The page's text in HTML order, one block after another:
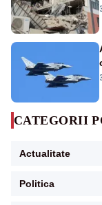
CATEGORII
Actualitate
Politica